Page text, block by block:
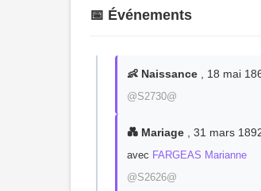
📅 Événements
👶 Naissance , 18 mai
@S2730@
💑 Mariage , 31 mars
avec FARGEAS Marianne
@S2626@